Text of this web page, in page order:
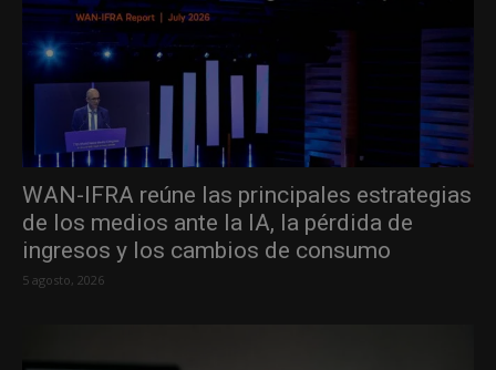
WAN-IFRA reúne las principales estrategias
de los medios ante la IA, la pérdida de
ingresos y los cambios de consumo
5 agosto, 2026